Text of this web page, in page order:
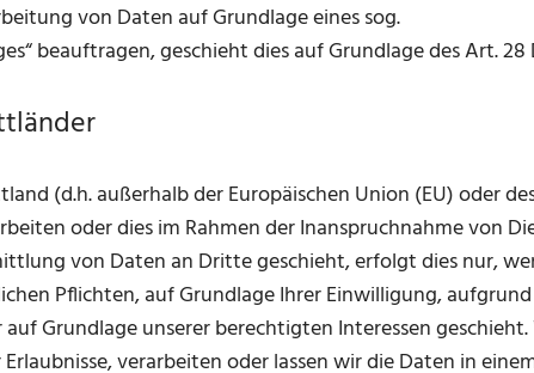
von Daten auf Grundlage eines sog.
beauftragen, geschieht dies auf Grundlage des Art. 28
(d.h. außerhalb der Europäischen Union (EU) oder
oder dies im Rahmen der Inanspruchnahme von
von Daten an Dritte geschieht, erfolgt dies nur,
Pflichten, auf Grundlage Ihrer Einwilligung,
Grundlage unserer berechtigten Interessen
verarbeiten oder lassen wir die Daten in